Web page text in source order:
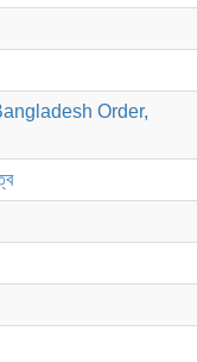
Order,